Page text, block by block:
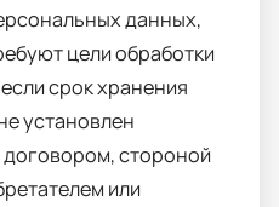
данных,
цели обработки
срок хранения
установлен
стороной
или